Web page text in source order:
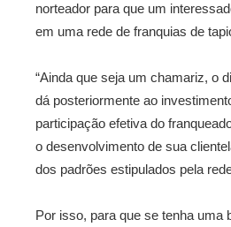
norteador para que um
em uma rede de franquias de
“Ainda que seja um chamariz, o
dá posteriormente ao
participação efetiva do
o desenvolvimento de sua
dos padrões estipulados pela
Por isso, para que se tenha uma